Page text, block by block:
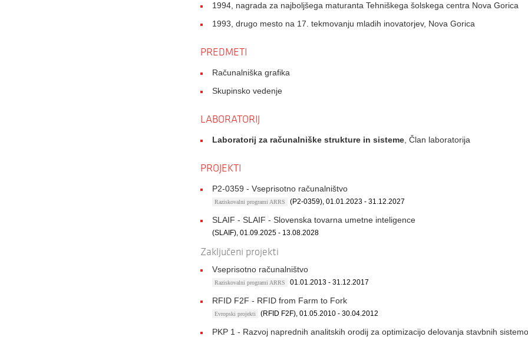
1994, nagrada za najboljšega maturanta Tehniškega šolskega centra Nova Gorica
1993, drugo mesto na 17. tekmovanju mladih inovatorjev, Nova Gorica
PREDMETI
Računalniška grafika
Skupinsko vedenje
LABORATORIJ
Laboratorij za računalniške strukture in sisteme , Član laboratorija
PROJEKTI
P2-0359 - Vseprisotno računalništvo
Raziskovalni programi ARRS (P2-0359), 01.01.2023 - 31.12.2027
SLAIF - SLAIF - Slovenska tovarna umetne inteligence
(SLAIF), 01.09.2025 - 13.08.2028
Zaključeni projekti
Vseprisotno računalništvo
Raziskovalni programi ARRS 01.01.2013 - 31.12.2017
RFID F2F - RFID from Farm to Fork
Evropski projekti (RFID F2F), 01.05.2010 - 30.04.2012
PKP 1 - Razvoj naprednih analitskih orodij za optimizacijo delovanja stavbnih